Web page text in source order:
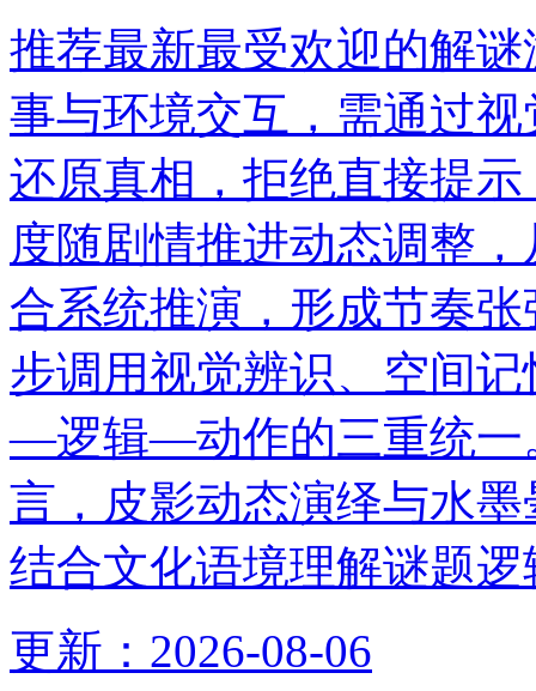
推荐最新最受欢迎的解
事与环境交互，需通过
还原真相，拒绝直接提
度随剧情推进动态调整
合系统推演，形成节奏
步调用视觉辨识、空间
—逻辑—动作的三重统一
言，皮影动态演绎与水
结合文化语境理解谜题逻
更新： 2026-08-06